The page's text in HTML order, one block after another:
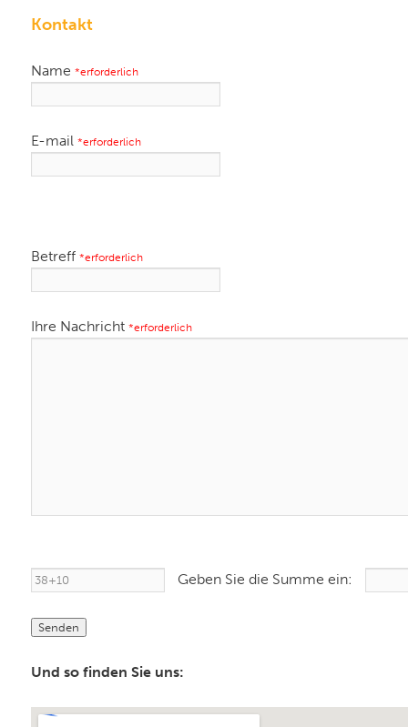
Kontakt
Name*erforderlich
E-mail*erforderlich
Betreff*erforderlich
Ihre Nachricht*erforderlich
Geben Sie die Summe ein:
Und so finden Sie uns: